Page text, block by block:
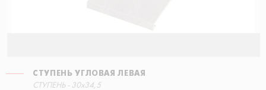
СТУПЕНЬ УГЛОВАЯ ЛЕВАЯ
СТУПЕНЬ - 30x34,5